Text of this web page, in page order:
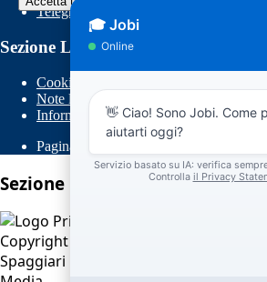
Telegram
Sezione Link Utili
Cookie policy
Note legali
Informativa Privacy
Pagina visualizzata
Sezione Copyright
Copyright 2026 | Engineered and
Spaggiari Parma S.p.A. | Divisione